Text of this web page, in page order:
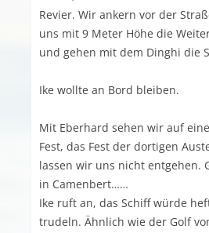
Revier. Wir ankern vor der
uns mit 9 Meter Höhe die
und gehen mit dem Dinghi die
Ike wollte an Bord bleiben.
Mit Eberhard sehen wir auf
Fest, das Fest der dortigen
lassen wir uns nicht entgehen.
in Camenbert……
Ike ruft an, das Schiff würde
trudeln. Ähnlich wie der Golf